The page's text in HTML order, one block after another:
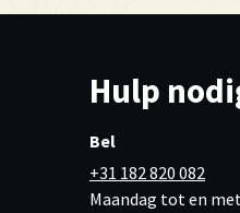
Hulp
Bel
+31 182 820 082
Maandag tot en